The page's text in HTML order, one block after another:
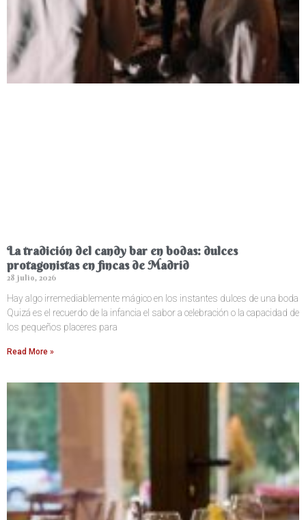
La tradición del candy bar en bodas: dulces
protagonistas en fincas de Madrid
28 julio, 2026
Hay algo irremediablemente mágico en los instantes dulces de una boda
Quizá es el recuerdo de la infancia el sabor a celebración o la capacidad de
los pequeños placeres para
Read More »